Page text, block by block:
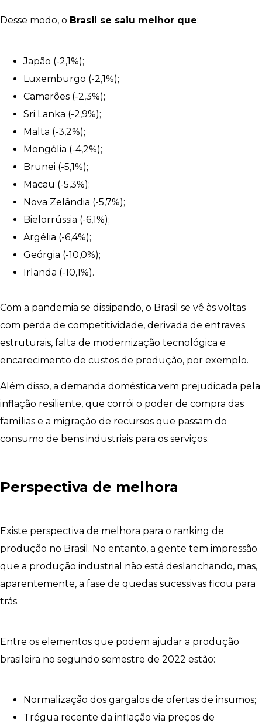
Desse modo, o Brasil se saiu melhor que:
Japão (-2,1%);
Luxemburgo (-2,1%);
Camarões (-2,3%);
Sri Lanka (-2,9%);
Malta (-3,2%);
Mongólia (-4,2%);
Brunei (-5,1%);
Macau (-5,3%);
Nova Zelândia (-5,7%);
Bielorrússia (-6,1%);
Argélia (-6,4%);
Geórgia (-10,0%);
Irlanda (-10,1%).
Com a pandemia se dissipando, o Brasil se vê às voltas
com perda de competitividade, derivada de entraves
estruturais, falta de modernização tecnológica e
encarecimento de custos de produção, por exemplo.
Além disso, a demanda doméstica vem prejudicada pela
inflação resiliente, que corrói o poder de compra das
famílias e a migração de recursos que passam do
consumo de bens industriais para os serviços.
Perspectiva de melhora
Existe perspectiva de melhora para o ranking de
produção no Brasil. No entanto, a gente tem impressão
que a produção industrial não está deslanchando, mas,
aparentemente, a fase de quedas sucessivas ficou para
trás.
Entre os elementos que podem ajudar a produção
brasileira no segundo semestre de 2022 estão:
Normalização dos gargalos de ofertas de insumos;
Trégua recente da inflação via preços de